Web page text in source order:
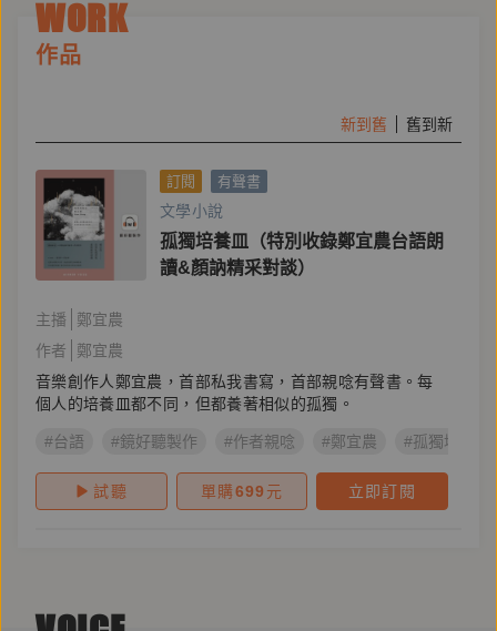
WORK
作品
新到舊 舊到新
訂閱 有聲書
文學小說
孤獨培養皿（特別收錄鄭宜農台語朗
讀&顏訥精采對談）
主播
鄭宜農
作者
鄭宜農
音樂創作人鄭宜農，首部私我書寫，首部親唸有聲書。每
個人的培養皿都不同，但都養著相似的孤獨。
#台語 #鏡好聽製作 #作者親唸 #鄭宜農 #孤獨培養皿
試聽 單購699 元 立即訂閱